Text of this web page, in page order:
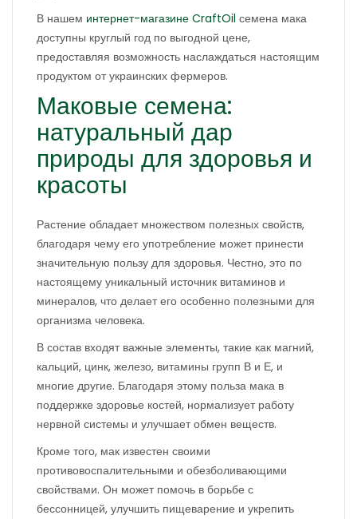
В нашем интернет-магазине CraftOil семена мака
доступны круглый год по выгодной цене,
предоставляя возможность наслаждаться настоящим
продуктом от украинских фермеров.
Маковые семена:
натуральный дар
природы для здоровья и
красоты
Растение обладает множеством полезных свойств,
благодаря чему его употребление может принести
значительную пользу для здоровья. Честно, это по
настоящему уникальный источник витаминов и
минералов, что делает его особенно полезными для
организма человека.
В состав входят важные элементы, такие как магний,
кальций, цинк, железо, витамины групп В и Е, и
многие другие. Благодаря этому польза мака в
поддержке здоровье костей, нормализует работу
нервной системы и улучшает обмен веществ.
Кроме того, мак известен своими
противовоспалительными и обезболивающими
свойствами. Он может помочь в борьбе с
бессонницей, улучшить пищеварение и укрепить